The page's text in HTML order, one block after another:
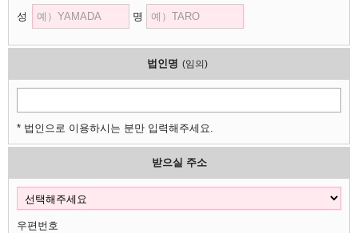
성
명
법인명 (임의)
* 법인으로 이용하시는 분만 입력해주세요.
받으실 주소
우편번호